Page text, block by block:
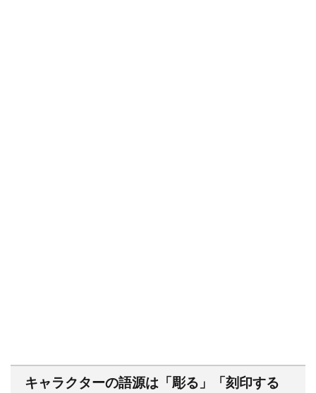
キャラクターの語源は「彫る」「刻印する